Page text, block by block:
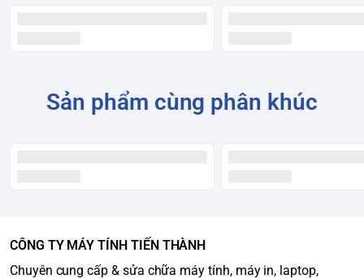
Sản phẩm cùng phân khúc
CÔNG TY MÁY TÍNH TIẾN THÀNH
Chuyên cung cấp & sửa chữa máy tính, máy in, laptop,